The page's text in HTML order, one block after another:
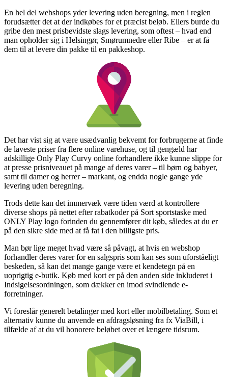
En hel del webshops yder levering uden beregning, men i reglen
forudsætter det at der indkøbes for et præcist beløb. Ellers burde du
gribe den mest prisbevidste slags levering, som oftest – hvad end
man opholder sig i Helsingør, Smørumnedre eller Ribe – er at få
dem til at levere din pakke til en pakkeshop.
Det har vist sig at være usædvanlig bekvemt for forbrugerne at finde
de laveste priser fra flere online varehuse, og til gengæld har
adskillige Only Play Curvy online forhandlere ikke kunne slippe for
at presse prisniveauet på mange af deres varer – til børn og babyer,
samt til damer og herrer – markant, og endda nogle gange yde
levering uden beregning.
Trods dette kan det immervæk være tiden værd at kontrollere
diverse shops på nettet efter rabatkoder på Sort sportstaske med
ONLY Play logo forinden du gennemfører dit køb, således at du er
på den sikre side med at få fat i den billigste pris.
Man bør lige meget hvad være så påvagt, at hvis en webshop
forhandler deres varer for en salgspris som kan ses som uforståeligt
beskeden, så kan det mange gange være et kendetegn på en
uoprigtig e-butik. Køb med kort er på den anden side inkluderet i
Indsigelsesordningen, som dækker en imod svindlende e-
forretninger.
Vi foreslår generelt betalinger med kort eller mobilbetaling. Som et
alternativ kunne du anvende en afdragsløsning fra fx ViaBill, i
tilfælde af at du vil honorere beløbet over et længere tidsrum.